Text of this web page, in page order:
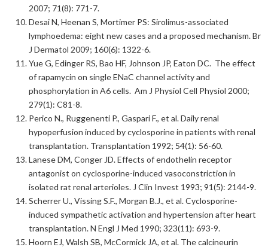
2007; 71(8): 771-7.
Desai N, Heenan S, Mortimer PS: Sirolimus-associated
lymphoedema: eight new cases and a proposed mechanism. Br
J Dermatol 2009; 160(6): 1322-6.
Yue G, Edinger RS, Bao HF, Johnson JP, Eaton DC. The effect
of rapamycin on single ENaC channel activity and
phosphorylation in A6 cells. Am J Physiol Cell Physiol 2000;
279(1): C81-8.
Perico N., Ruggenenti P., Gaspari F., et al. Daily renal
hypoperfusion induced by cyclosporine in patients with renal
transplantation. Transplantation 1992; 54(1): 56-60.
Lanese DM, Conger JD. Effects of endothelin receptor
antagonist on cyclosporine-induced vasoconstriction in
isolated rat renal arterioles. J Clin Invest 1993; 91(5): 2144-9.
Scherrer U., Vissing S.F., Morgan B.J., et al. Cyclosporine-
induced sympathetic activation and hypertension after heart
transplantation. N Engl J Med 1990; 323(11): 693-9.
Hoorn EJ, Walsh SB, McCormick JA, et al. The calcineurin